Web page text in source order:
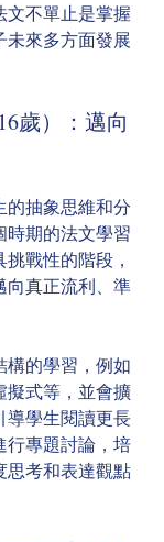
文不單止是掌握
未來多方面發展
歲）：邁向
的抽象思維和分
時期的法文學習
戰性的階段，
向真正流利、準
構的學習，例如
擬式等，並會擴
導學生閱讀更長
行專題討論，培
思考和表達觀點